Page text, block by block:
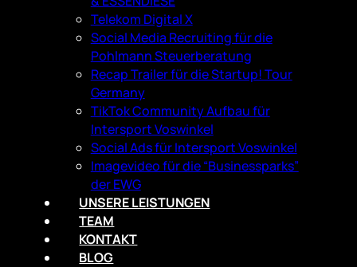
Telekom Digital X
Social Media Recruiting für die
Pohlmann Steuerberatung
Recap Trailer für die Startup! Tour
Germany
TikTok Community Aufbau für
Intersport Voswinkel
Social Ads für Intersport Voswinkel
Imagevideo für die “Businessparks”
der EWG
UNSERE LEISTUNGEN
TEAM
KONTAKT
BLOG